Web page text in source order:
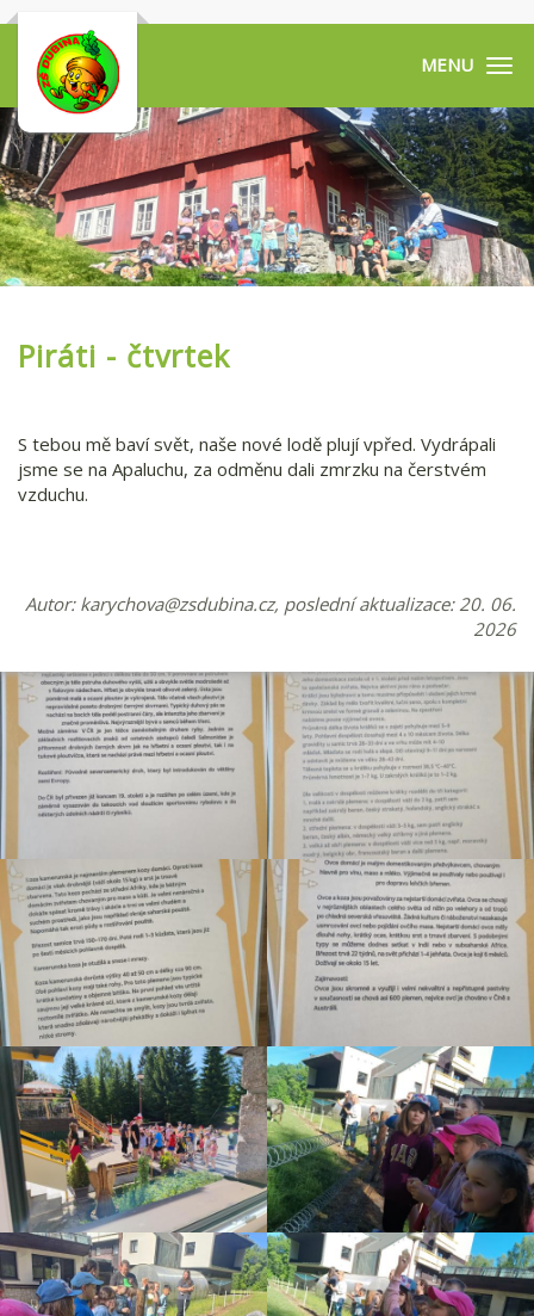
Piráti - čtvrtek
S tebou mě baví svět, naše nové lodě plují vpřed. Vydrápali
jsme se na Apaluchu, za odměnu dali zmrzku na čerstvém
vzduchu.
Autor: karychova@zsdubina.cz, poslední aktualizace: 20. 06.
2026